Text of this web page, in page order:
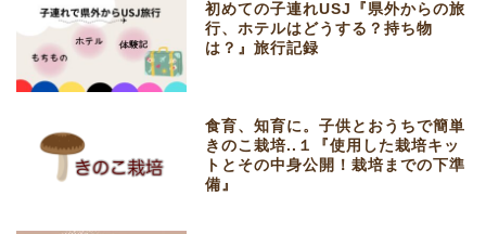
初めての子連れUSJ『県外からの旅
行、ホテルはどうする？持ち物
は？』旅行記録
食育、知育に。子供とおうちで簡単
きのこ栽培..１『使用した栽培キッ
トとその中身公開！栽培までの下準
備』